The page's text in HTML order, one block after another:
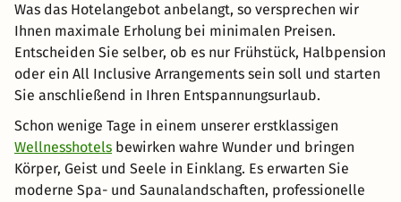
Was das Hotelangebot anbelangt, so versprechen wir
Ihnen maximale Erholung bei minimalen Preisen.
Entscheiden Sie selber, ob es nur Frühstück, Halbpension
oder ein All Inclusive Arrangements sein soll und starten
Sie anschließend in Ihren Entspannungsurlaub.
Schon wenige Tage in einem unserer erstklassigen
Wellnesshotels bewirken wahre Wunder und bringen
Körper, Geist und Seele in Einklang. Es erwarten Sie
moderne Spa- und Saunalandschaften, professionelle